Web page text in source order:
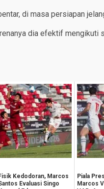
di masa persiapan
dia efektif mengikuti
Kedodoran, Marcos
Evaluasi Singo
Piala
Marcos